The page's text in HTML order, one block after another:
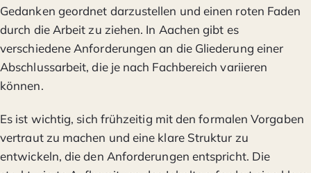
Gedanken geordnet darzustellen und einen roten Faden
durch die Arbeit zu ziehen. In Aachen gibt es
verschiedene Anforderungen an die Gliederung einer
Abschlussarbeit, die je nach Fachbereich variieren
können.
Es ist wichtig, sich frühzeitig mit den formalen Vorgaben
vertraut zu machen und eine klare Struktur zu
entwickeln, die den Anforderungen entspricht. Die